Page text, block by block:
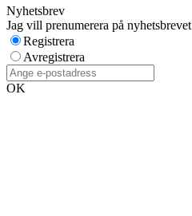
Nyhetsbrev
Jag vill prenumerera på nyhetsbrevet
Registrera
Avregistrera
OK